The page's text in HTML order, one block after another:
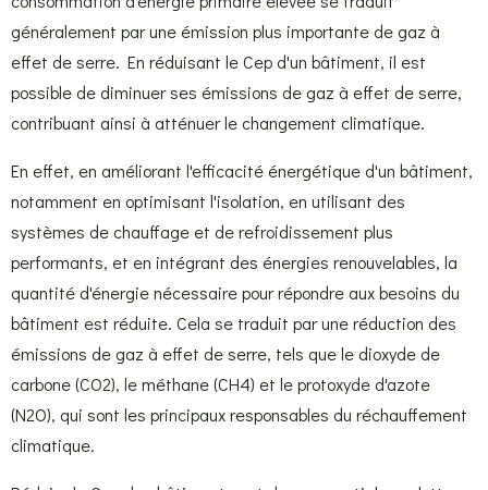
généralement par une émission plus importante de gaz à
effet de serre. En réduisant le Cep d'un bâtiment, il est
possible de diminuer ses émissions de gaz à effet de serre,
contribuant ainsi à atténuer le changement climatique.
En effet, en améliorant l'efficacité énergétique d'un bâtiment,
notamment en optimisant l'isolation, en utilisant des
systèmes de chauffage et de refroidissement plus
performants, et en intégrant des énergies renouvelables, la
quantité d'énergie nécessaire pour répondre aux besoins du
bâtiment est réduite. Cela se traduit par une réduction des
émissions de gaz à effet de serre, tels que le dioxyde de
carbone (CO2), le méthane (CH4) et le protoxyde d'azote
(N2O), qui sont les principaux responsables du réchauffement
climatique.